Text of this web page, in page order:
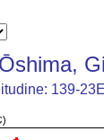
139-